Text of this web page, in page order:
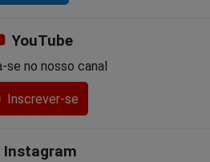
YouTube
se no nosso canal
Inscrever-se
Instagram